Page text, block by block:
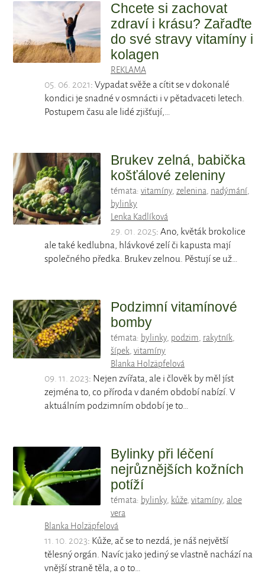
Chcete si zachovat
zdraví i krásu? Zařaďte
do své stravy vitamíny i
kolagen
REKLAMA
05. 06. 2021: Vypadat svěže a cítit se v dokonalé
kondici je snadné v osmnácti i v pětadvaceti letech.
Postupem času ale lidé zjišťují,…
Brukev zelná, babička
košťálové zeleniny
témata: vitamíny, zelenina, nadýmání,
bylinky
Lenka Kadlíková
29. 01. 2025: Ano, květák brokolice
ale také kedlubna, hlávkové zelí či kapusta mají
společného předka. Brukev zelnou. Pěstují se už…
Podzimní vitamínové
bomby
témata: bylinky, podzim, rakytník,
šípek, vitamíny
Blanka Holzäpfelová
09. 11. 2023: Nejen zvířata, ale i člověk by měl jíst
zejména to, co příroda v daném období nabízí. V
aktuálním podzimním období je to…
Bylinky při léčení
nejrůznějších kožních
potíží
témata: bylinky, kůže, vitamíny, aloe
vera
Blanka Holzäpfelová
11. 10. 2023: Kůže, ač se to nezdá, je náš největší
tělesný orgán. Navíc jako jediný se vlastně nachází na
vnější straně těla, a o to…